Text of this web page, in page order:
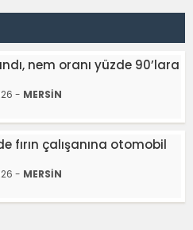
nem oranı yüzde 90’lara
- MERSİN
fırın çalışanına otomobil
- MERSİN